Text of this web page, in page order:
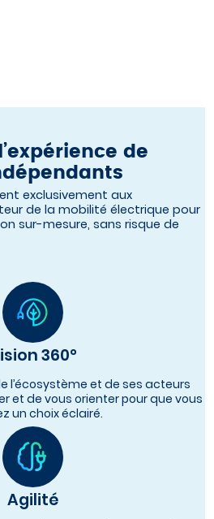
de
exclusivement aux
de la mobilité électrique pour
sur-mesure, sans risque de
360°
l’écosystème et de ses acteurs
et de vous orienter pour que vous
un choix éclairé.
Agilité